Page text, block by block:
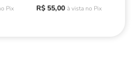
Pix R$55,00 à vista no Pix